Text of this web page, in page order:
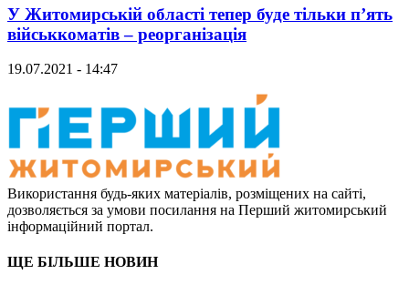
У Житомирській області тепер буде тільки п’ять
військкоматів – реорганізація
19.07.2021 - 14:47
Використання будь-яких матеріалів, розміщених на сайті,
дозволяється за умови посилання на Перший житомирський
інформаційний портал.
ЩЕ БІЛЬШЕ НОВИН